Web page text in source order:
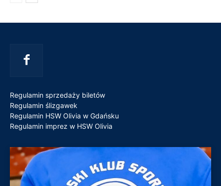
Regulamin sprzedaży biletów
Regulamin ślizgawek
Regulamin HSW Olivia w Gdańsku
Regulamin imprez w HSW Olivia